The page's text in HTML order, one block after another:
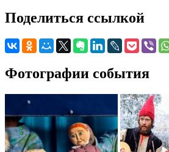
Поделиться ссылкой
Фотографии события